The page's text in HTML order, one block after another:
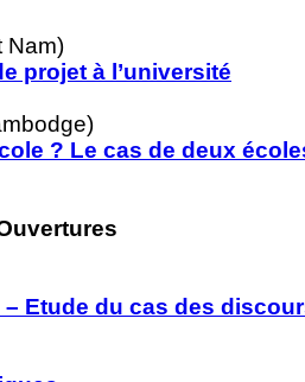
Nam)
projet à l’université
? Le cas de deux
Etude du cas des